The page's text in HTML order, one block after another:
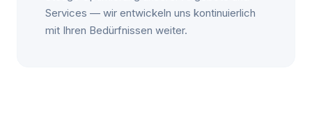
Services — wir entwickeln uns kontinuierlich
mit Ihren Bedürfnissen weiter.